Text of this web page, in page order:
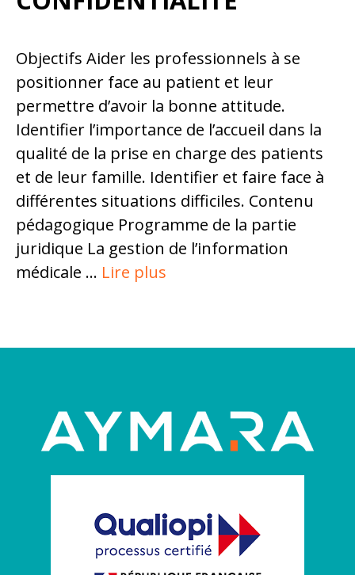
Objectifs Aider les professionnels à se
positionner face au patient et leur
permettre d’avoir la bonne attitude.
Identifier l’importance de l’accueil dans la
qualité de la prise en charge des patients
et de leur famille. Identifier et faire face à
différentes situations difficiles. Contenu
pédagogique Programme de la partie
juridique La gestion de l’information
médicale … Lire plus